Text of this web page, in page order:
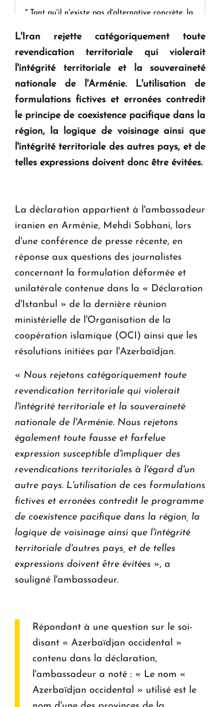
" Tant qu'il n'existe pas d'alternative concrète, la
KASA : 30 ans d'audace, de résilience et d'avenir
en Arménie
Le premier hôtel Hyatt Regency d'Arménie
ouvrira ses portes à Dilijan
L'Iran rejette catégoriquement toute
revendication territoriale qui violerait
l'intégrité territoriale et la souveraineté
nationale de l'Arménie. L'utilisation de
formulations fictives et erronées contredit
le principe de coexistence pacifique dans la
région, la logique de voisinage ainsi que
l'intégrité territoriale des autres pays, et de
telles expressions doivent donc être évitées.
La déclaration appartient à l'ambassadeur
iranien en Arménie, Mehdi Sobhani, lors
d'une conférence de presse récente, en
réponse aux questions des journalistes
concernant la formulation déformée et
unilatérale contenue dans la « Déclaration
d'Istanbul » de la dernière réunion
ministérielle de l'Organisation de la
coopération islamique (OCI) ainsi que les
résolutions initiées par l'Azerbaïdjan.
« Nous rejetons catégoriquement toute
revendication territoriale qui violerait
l'intégrité territoriale et la souveraineté
nationale de l'Arménie. Nous rejetons
également toute fausse et farfelue
expression susceptible d'impliquer des
revendications territoriales à l'égard d'un
autre pays. L'utilisation de ces formulations
fictives et erronées contredit le programme
de coexistence pacifique dans la région, la
logique de voisinage ainsi que l'intégrité
territoriale d'autres pays, et de telles
expressions doivent être évitées », a
souligné l'ambassadeur.
Répondant à une question sur le soi-
disant « Azerbaïdjan occidental »
contenu dans la déclaration,
l'ambassadeur a noté : « Le nom «
Azerbaïdjan occidental » utilisé est le